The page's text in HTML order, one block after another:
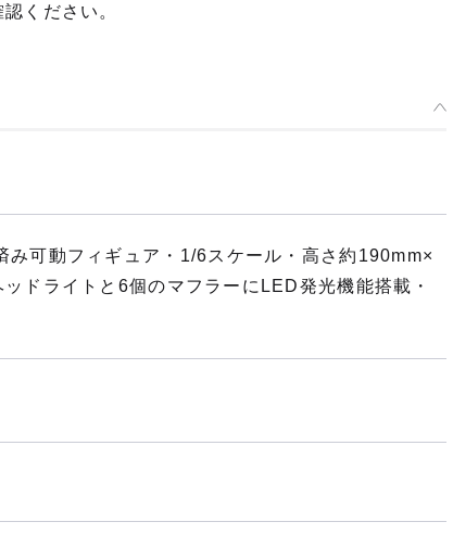
ください。
可動フィギュア・1/6スケール・高さ約190mm×
ドライトと6個のマフラーにLED発光機能搭載・